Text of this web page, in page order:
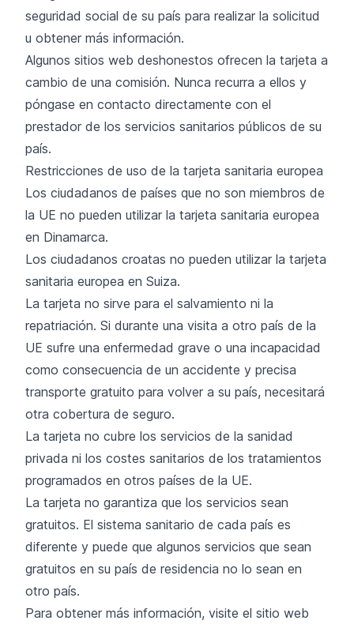
seguridad social de su país para realizar la solicitud
u obtener más información.
Algunos sitios web deshonestos ofrecen la tarjeta a
cambio de una comisión. Nunca recurra a ellos y
póngase en contacto directamente con el
prestador de los servicios sanitarios públicos de su
país.
Restricciones de uso de la tarjeta sanitaria europea
Los ciudadanos de países que no son miembros de
la UE no pueden utilizar la tarjeta sanitaria europea
en Dinamarca.
Los ciudadanos croatas no pueden utilizar la tarjeta
sanitaria europea en Suiza.
La tarjeta no sirve para el salvamiento ni la
repatriación. Si durante una visita a otro país de la
UE sufre una enfermedad grave o una incapacidad
como consecuencia de un accidente y precisa
transporte gratuito para volver a su país, necesitará
otra cobertura de seguro.
La tarjeta no cubre los servicios de la sanidad
privada ni los costes sanitarios de los tratamientos
programados en otros países de la UE.
La tarjeta no garantiza que los servicios sean
gratuitos. El sistema sanitario de cada país es
diferente y puede que algunos servicios que sean
gratuitos en su país de residencia no lo sean en
otro país.
Para obtener más información, visite el sitio web